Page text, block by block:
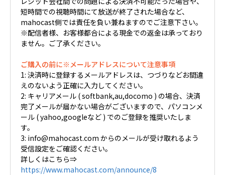
短時間での視聴時間にて放送が終了された場合など、
mahocast側では責任を負い兼ねますのでご注意下さい。
※配信者様、お客様都合による現金での返金は承っており
ません。ご了承ください。
ご購入の前に※メールアドレスについて注意事項
1: 決済時に登録するメールアドレスは、つづりなどお間違
えのないよう正確に入力してください。
2: キャリアメール ( softbank,au,docomo ) の場合、決済
完了メールが届かない場合がございますので、パソコンメ
ール ( yahoo,googleなど ) でのご登録を推奨いたしま
す。
3: info@mahocast.com からのメールが受け取れるよう
受信設定をご確認ください。
詳しくはこちら⇒
https://www.mahocast.com/announce/8